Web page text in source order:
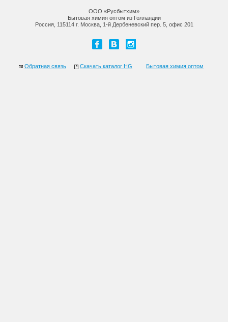
ООО «Русбытхим»
Бытовая химия оптом из Голландии
Россия, 115114 г. Москва, 1-й Дербеневский пер. 5, офис 201
Обратная связь Скачать каталог HG Бытовая химия оптом